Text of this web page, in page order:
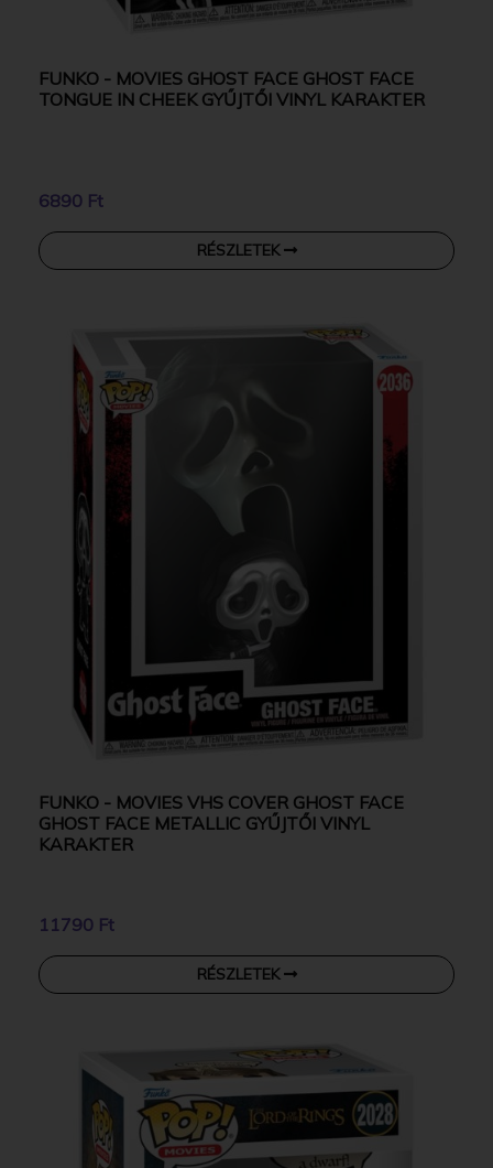
FUNKO - MOVIES GHOST FACE GHOST FACE
TONGUE IN CHEEK GYŰJTŐI VINYL KARAKTER
6890 Ft
RÉSZLETEK
FUNKO - MOVIES VHS COVER GHOST FACE
GHOST FACE METALLIC GYŰJTŐI VINYL
KARAKTER
11790 Ft
RÉSZLETEK